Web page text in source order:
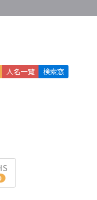
人名一覧 検索窓